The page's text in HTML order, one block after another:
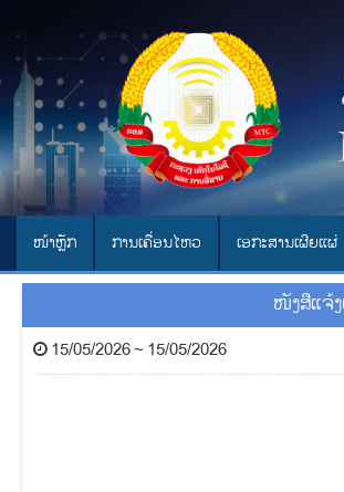
ໜ້າຫຼັກ ການເຄື່ອນໄຫວ ເອ​ກະ​ສານ​ເຜີຍ​ແຜ່
ໜັງສືແຈ້
15/05/2026 ~ 15/05/2026